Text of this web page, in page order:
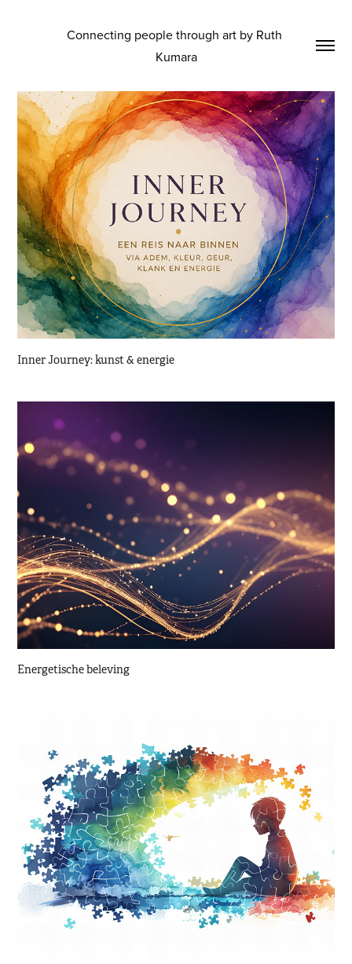
Connecting people through art by Ruth
Kumara
Inner Journey: kunst & energie
Energetische beleving